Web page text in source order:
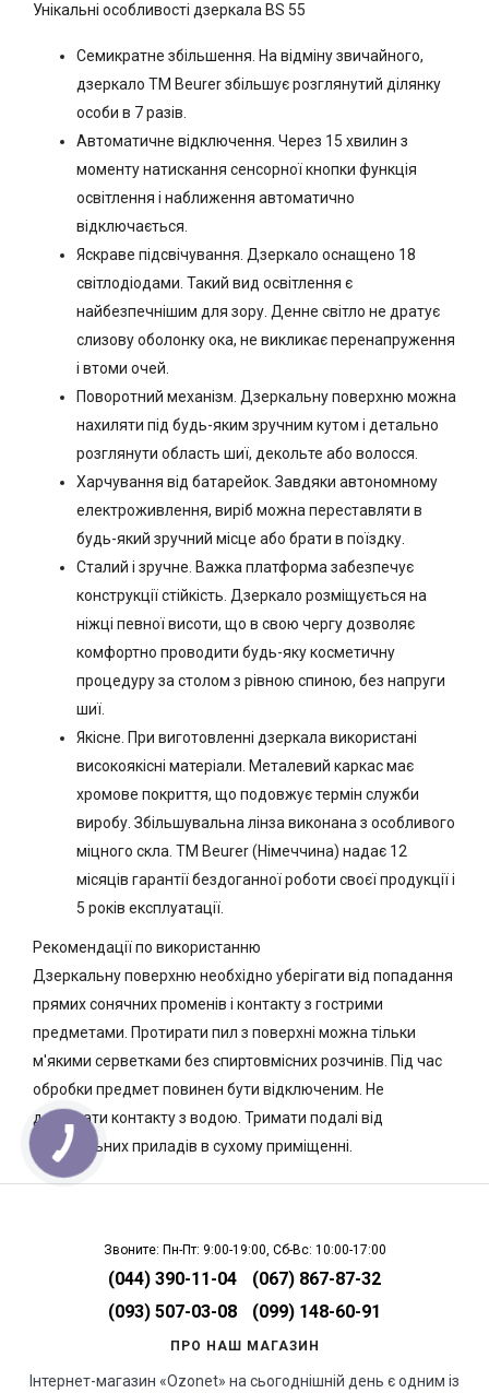
Унікальні особливості дзеркала BS 55
Семикратне збільшення. На відміну звичайного,
дзеркало ТМ Beurer збільшує розглянутий ділянку
особи в 7 разів.
Автоматичне відключення. Через 15 хвилин з
моменту натискання сенсорної кнопки функція
освітлення і наближення автоматично
відключається.
Яскраве підсвічування. Дзеркало оснащено 18
світлодіодами. Такий вид освітлення є
найбезпечнішим для зору. Денне світло не дратує
слизову оболонку ока, не викликає перенапруження
і втоми очей.
Поворотний механізм. Дзеркальну поверхню можна
нахиляти під будь-яким зручним кутом і детально
розглянути область шиї, декольте або волосся.
Харчування від батарейок. Завдяки автономному
електроживлення, виріб можна переставляти в
будь-який зручний місце або брати в поїздку.
Сталий і зручне. Важка платформа забезпечує
конструкції стійкість. Дзеркало розміщується на
ніжці певної висоти, що в свою чергу дозволяє
комфортно проводити будь-яку косметичну
процедуру за столом з рівною спиною, без напруги
шиї.
Якісне. При виготовленні дзеркала використані
високоякісні матеріали. Металевий каркас має
хромове покриття, що подовжує термін служби
виробу. Збільшувальна лінза виконана з особливого
міцного скла. ТМ Beurer (Німеччина) надає 12
місяців гарантії бездоганної роботи своєї продукції і
5 років експлуатації.
Рекомендації по використанню
Дзеркальну поверхню необхідно уберігати від попадання
прямих сонячних променів і контакту з гострими
предметами. Протирати пил з поверхні можна тільки
м'якими серветками без спиртовмісних розчинів. Під час
обробки предмет повинен бути відключеним. Не
допускати контакту з водою. Тримати подалі від
нагрівальних приладів в сухому приміщенні.
Звоните: Пн-Пт: 9:00-19:00, Сб-Вс: 10:00-17:00
(044) 390-11-04
(067) 867-87-32
(093) 507-03-08
(099) 148-60-91
ПРО НАШ МАГАЗИН
Інтернет-магазин «Ozonet» на сьогоднішній день є одним із